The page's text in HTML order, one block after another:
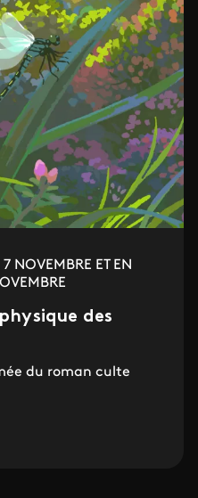
NOVEMBRE ET EN
des
du roman culte